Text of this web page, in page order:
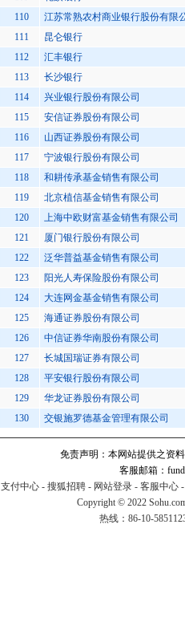
110
江苏常熟农村商业银行股份有限
111
昆仑银行
112
汇丰银行
113
长沙银行
114
兴业银行股份有限公司
115
安信证券股份有限公司
116
山西证券股份有限公司
117
宁波银行股份有限公司
118
和耕传承基金销售有限公司
119
北京植信基金销售有限公司
120
上海中欧财富基金销售有限公司
121
厦门银行股份有限公司
122
泛华普益基金销售有限公司
123
阳光人寿保险股份有限公司
124
大连网金基金销售有限公司
125
海通证券股份有限公司
126
中信证券华南股份有限公司
127
长城国瑞证券有限公司
128
平安银行股份有限公司
129
华龙证券股份有限公司
130
交银施罗德基金管理有限公司
免责声明：本网站提供之资
客服邮箱：
支付中心 - 搜狐招聘 - 网站登录 - 客服中心
Copyright © 2022
热线：86-10-